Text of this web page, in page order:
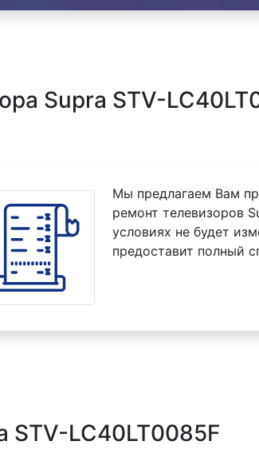
Supra STV-
Мы предлагаем Вам
ремонт телевизоров
условиях не будет
предоставит полный
STV-LC40LT0085F